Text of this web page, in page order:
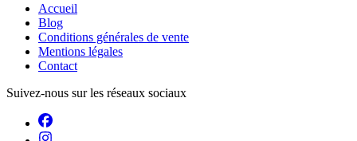
Accueil
Blog
Conditions générales de vente
Mentions légales
Contact
Suivez-nous sur les réseaux sociaux